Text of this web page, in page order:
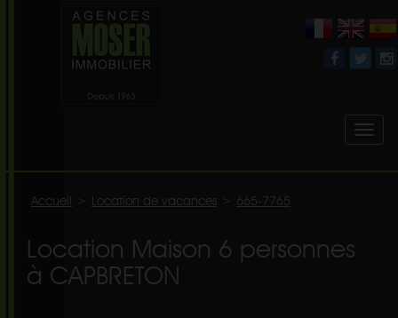
Accueil Location de vacances 665-7765
Location Maison 6 personnes
à CAPBRETON